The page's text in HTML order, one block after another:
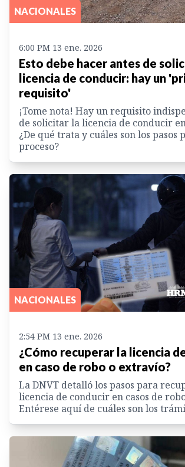
NACIONALES
6:00 PM 13 ene. 2026
Esto debe hacer antes de
licencia de conducir: hay un
requisito'
¡Tome nota! Hay un requisito
de solicitar la licencia de conducir
¿De qué trata y cuáles son los pasos
proceso?
NACIONALES
2:54 PM 13 ene. 2026
¿Cómo recuperar la licencia
en caso de robo o extravío?
La DNVT detalló los pasos para
licencia de conducir en casos de
Entérese aquí de cuáles son los